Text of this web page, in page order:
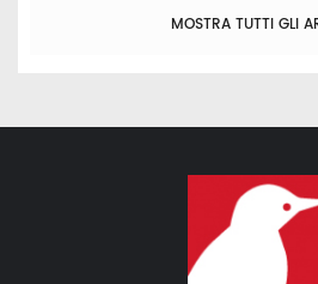
MOSTRA TUTTI GLI